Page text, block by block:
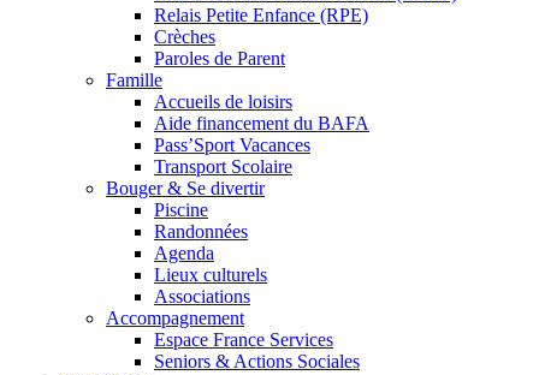
Relais Petite Enfance (RPE)
Crèches
Paroles de Parent
Famille
Accueils de loisirs
Aide financement du BAFA
Pass’Sport Vacances
Transport Scolaire
Bouger & Se divertir
Piscine
Randonnées
Agenda
Lieux culturels
Associations
Accompagnement
Espace France Services
Seniors & Actions Sociales